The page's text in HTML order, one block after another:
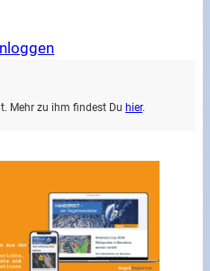
Mehr zu ihm findest Du hier.